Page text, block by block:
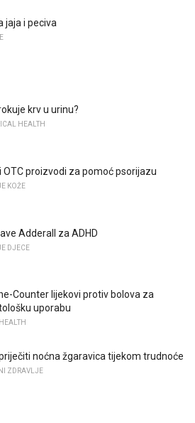
jaja i peciva
krv u urinu?
HEALTH
OTC proizvodi za pomoć psorijazu
KOŽE
Adderall za ADHD
DJECE
Counter lijekovi protiv bolova za
uporabu
noćna žgaravica tijekom trudnoće
ZDRAVLJE